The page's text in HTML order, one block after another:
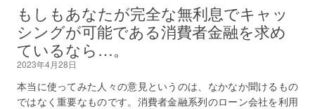
もしもあなたが完全な無利息でキャッ
シングが可能である消費者金融を求め
ているなら…。
2023年4月28日
本当に使ってみた人々の意見というのは、なかなか聞けるもの
ではなく重要なものです。消費者金融系列のローン会社を利用